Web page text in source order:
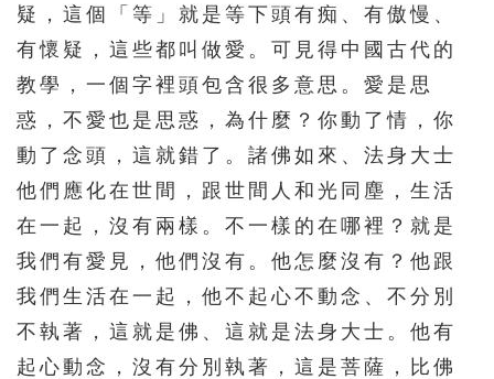
261 262 263 264 265
266 267 268 269 270
271 272 273 274 275
281 282 283 284 285
286 287 288 289 290
291 292 293 294 295
296 297 298 299 300
301 302 303 304 305
疑，這個「等」就是等下頭有痴、有傲慢、
有懷疑，這些都叫做愛。可見得中國古代的
教學，一個字裡頭包含很多意思。愛是思
惑，不愛也是思惑，為什麼？你動了情，你
動了念頭，這就錯了。諸佛如來、法身大士
他們應化在世間，跟世間人和光同塵，生活
在一起，沒有兩樣。不一樣的在哪裡？就是
我們有愛見，他們沒有。他怎麼沒有？他跟
我們生活在一起，他不起心不動念、不分別
不執著，這就是佛、這就是法身大士。他有
起心動念，沒有分別執著，這是菩薩，比佛